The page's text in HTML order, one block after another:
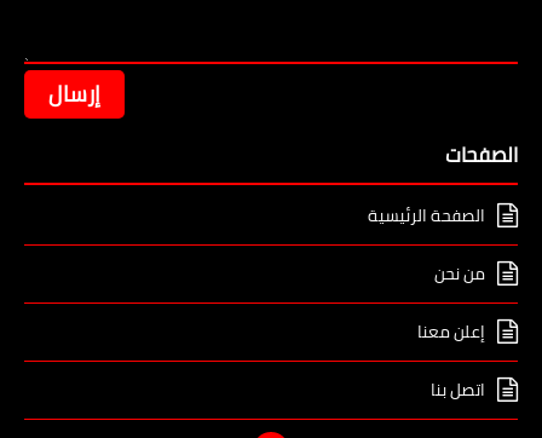
الصفحات
الصفحة الرئيسية
من نحن
إعلن معنا
اتصل بنا